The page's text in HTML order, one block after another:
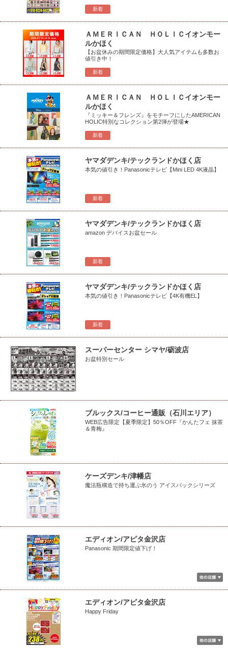
新着
新着
ＡＭＥＲＩＣＡＮ ＨＯＬＩＣイオンモー
ルかほく
【お盆休みの期間限定価格】大人気アイテムも多数お
値引き中！
新着
ＡＭＥＲＩＣＡＮ ＨＯＬＩＣイオンモー
ルかほく
『ミッキー＆フレンズ』をモチーフにしたAMERICAN
HOLIC特別なコレクション第2弾が登場★
新着
ヤマダデンキ/テックランドかほく店
本気の値引き！Panasonicテレビ【Mini LED 4K液晶】
新着
ヤマダデンキ/テックランドかほく店
amazon デバイスお盆セール
新着
ヤマダデンキ/テックランドかほく店
本気の値引き！Panasonicテレビ【4K有機EL】
スーパーセンター シマヤ/砺波店
お盆特別セール
ブルックス/コーヒー通販（石川エリア）
WEB広告限定【夏季限定】50％OFF『かんたフェ 抹茶
＆青梅』
ケーズデンキ/津幡店
魔法瓶構造で持ち運ぶ氷のう アイスパックシリーズ
エディオン/アピタ金沢店
Panasonic 期間限定値下げ！
エディオン/アピタ金沢店
Happy Friday